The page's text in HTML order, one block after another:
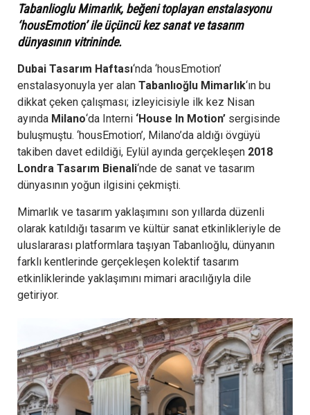
Tabanlioglu Mimarlık, beğeni toplayan enstalasyonu
‘housEmotion’ ile üçüncü kez sanat ve tasarım
dünyasının vitrininde.
Dubai Tasarım Haftası‘nda ‘housEmotion’
enstalasyonuyla yer alan Tabanlıoğlu Mimarlık‘ın bu
dikkat çeken çalışması; izleyicisiyle ilk kez Nisan
ayında Milano‘da Interni ‘House In Motion’ sergisinde
buluşmuştu. ‘housEmotion’, Milano’da aldığı övgüyü
takiben davet edildiği, Eylül ayında gerçekleşen 2018
Londra Tasarım Bienali‘nde de sanat ve tasarım
dünyasının yoğun ilgisini çekmişti.
Mimarlık ve tasarım yaklaşımını son yıllarda düzenli
olarak katıldığı tasarım ve kültür sanat etkinlikleriyle de
uluslararası platformlara taşıyan Tabanlıoğlu, dünyanın
farklı kentlerinde gerçekleşen kolektif tasarım
etkinliklerinde yaklaşımını mimari aracılığıyla dile
getiriyor.